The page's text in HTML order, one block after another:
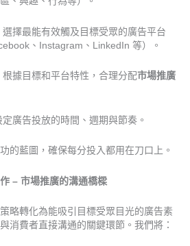
選擇最能有效觸及目標受眾的廣告平台
、Instagram、LinkedIn 等）。
根據目標和平台特性，合理分配市場推廣
定廣告投放的時間、週期與節奏。
的藍圖，確保每分投入都用在刀口上。
– 市場推廣的溝通橋樑
略轉化為能吸引目標受眾目光的廣告素
消費者直接溝通的關鍵環節。我們將：